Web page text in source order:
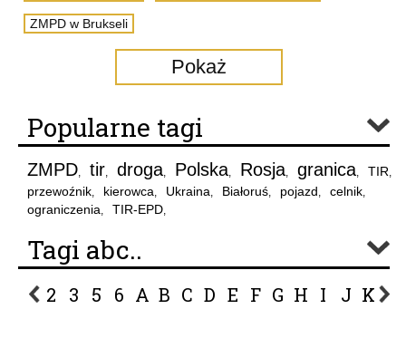
ZMPD w Brukseli
Pokaż
Popularne tagi
ZMPD, tir, droga, Polska, Rosja, granica, TIR,
przewoźnik, kierowca, Ukraina, Białoruś, pojazd, celnik,
ograniczenia, TIR-EPD,
Tagi abc..
2 3 5 6 A B C D E F G H I J K L